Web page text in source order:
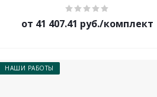
от 41 407.41 руб./комплект
НАШИ РАБОТЫ